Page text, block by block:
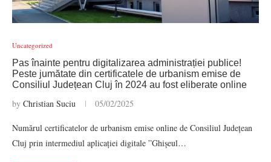
Uncategorized
Pas înainte pentru digitalizarea administrației publice!
Peste jumătate din certificatele de urbanism emise de
Consiliul Județean Cluj în 2024 au fost eliberate online
by Christian Suciu 05/02/2025
Numărul certificatelor de urbanism emise online de Consiliul Județean
Cluj prin intermediul aplicației digitale ”Ghișeul…